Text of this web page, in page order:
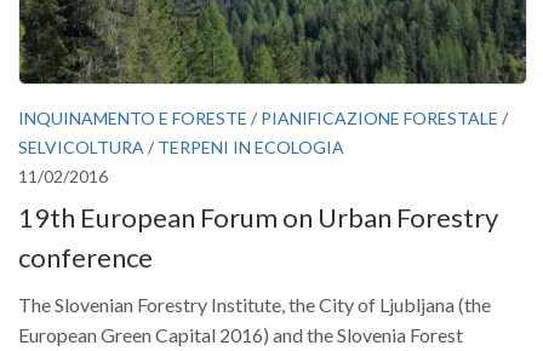
Simposii
Congressi
Pagina Congressi
Premi SISEF
XV Congresso (Sassari 2026)
XIV Congresso (Padova 2024)
XIII Congresso (Orvieto 2022)
XI Congresso (Roma 2017)
INQUINAMENTO E FORESTE / PIANIFICAZIONE FORESTALE /
SELVICOLTURA / TERPENI IN ECOLOGIA
11/02/2016
19th European Forum on Urban Forestry
conference
The Slovenian Forestry Institute, the City of Ljubljana (the
European Green Capital 2016) and the Slovenia Forest